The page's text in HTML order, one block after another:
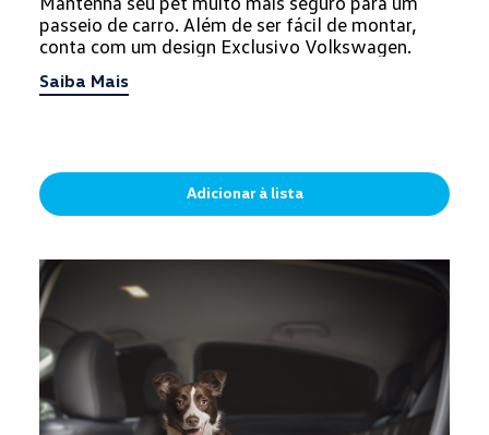
passeio de carro. Além de ser fácil de montar,
conta com um design Exclusivo Volkswagen.
Saiba Mais
Adicionar à lista